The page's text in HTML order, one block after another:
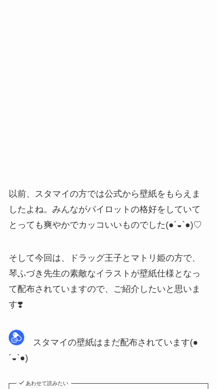
以前、スタマイの方では公式から壁紙をもらえま
したよね。みんながパイロットの格好をしていて
とっても爽やかでカッコいいものでした(●´◒`●)♡
そして今回は、ドラッグ王子とマトリ姫の方で、
琴ふづき先生の素敵なイラストが壁紙仕様となっ
て配布されていますので、ご紹介したいと思いま
す❣️
スタマイの壁紙はまだ配布されています(●
´◒`●)
あわせて読みたい